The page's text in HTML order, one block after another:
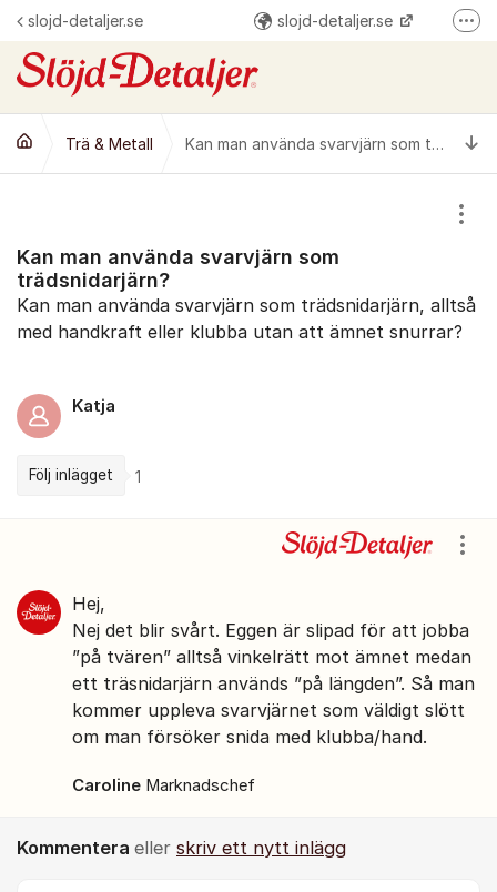
Hoppa till innehåll
slojd-detaljer.se slojd-detaljer.se
Trä & Metall Kan man använda svarvjärn som trädsnidarjärn?
Kan man använda svarvjärn som
trädsnidarjärn?
Kan man använda svarvjärn som trädsnidarjärn, alltså
med handkraft eller klubba utan att ämnet snurrar?
Katja
Följ inlägget 1
Hej,
Nej det blir svårt. Eggen är slipad för att jobba
”på tvären” alltså vinkelrätt mot ämnet medan
ett träsnidarjärn används ”på längden”. Så man
kommer uppleva svarvjärnet som väldigt slött
om man försöker snida med klubba/hand.
Caroline Marknadschef
Kommentera eller skriv ett nytt inlägg